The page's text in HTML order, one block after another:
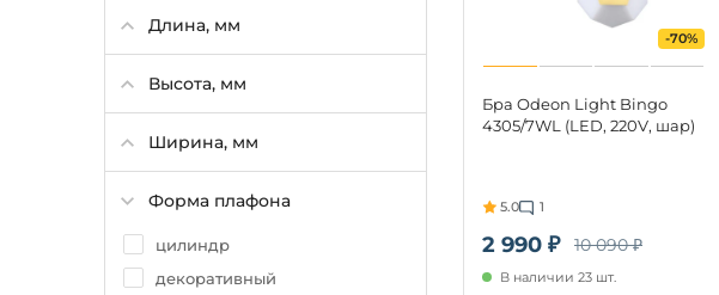
Длина, мм
Высота, мм
Ширина, мм
Форма плафона
цилиндр
декоративный
2 990 ₽ 10 090 ₽
-70%
Бра Odeon Light Bingo
4305/7WL (LED, 220V, шар)
5.0 1
В наличии 23 шт.